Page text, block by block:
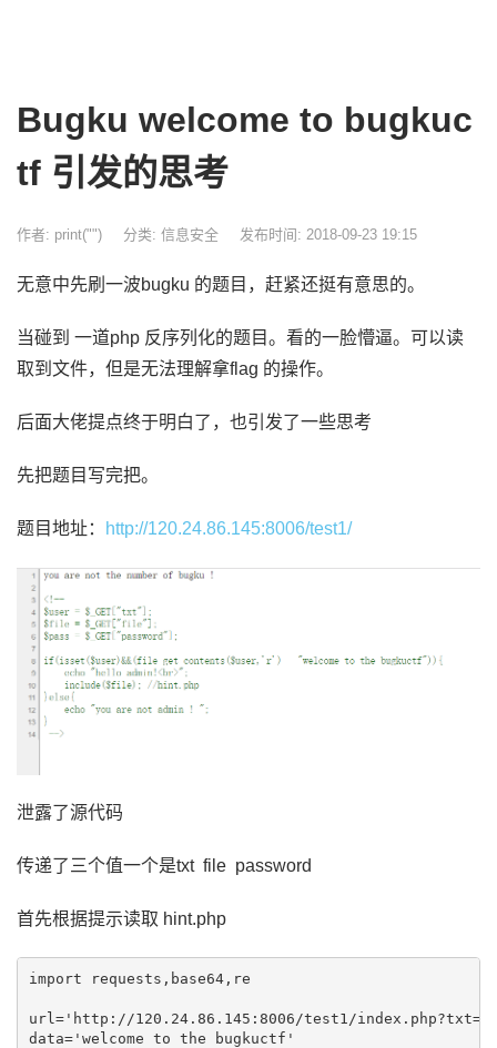
Bugku welcome to bugkuc
tf 引发的思考
作者: print("") 分类: 信息安全 发布时间: 2018-09-23 19:15
无意中先刷一波bugku 的题目，赶紧还挺有意思的。
当碰到 一道php 反序列化的题目。看的一脸懵逼。可以读
取到文件，但是无法理解拿flag 的操作。
后面大佬提点终于明白了，也引发了一些思考
先把题目写完把。
题目地址： http://120.24.86.145:8006/test1/
泄露了源代码
传递了三个值一个是txt file password
首先根据提示读取 hint.php
import requests,base64,re
url='http://120.24.86.145:8006/test1/
data='welcome to the bugkuctf'